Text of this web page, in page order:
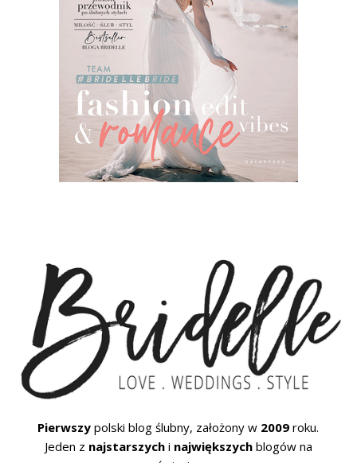
Pierwszy polski blog ślubny, założony w 2009 roku.
Jeden z najstarszychi największychblogów na